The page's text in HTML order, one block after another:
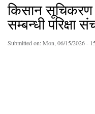
किसान सूचिकरण
सम्बन्धी परिक्षा
Submitted on:Mon, 06/15/2026 -